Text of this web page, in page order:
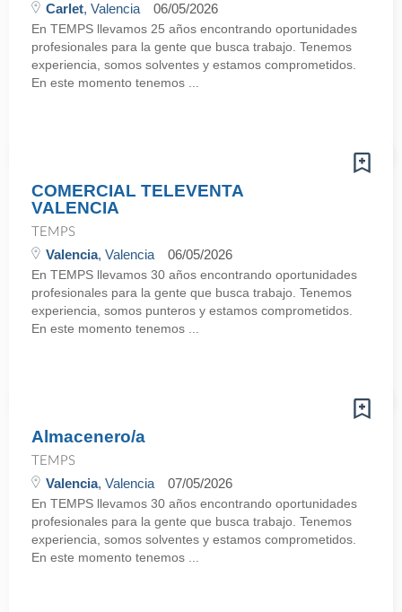
Carlet, Valencia 06/05/2026
En TEMPS llevamos 25 años encontrando oportunidades
profesionales para la gente que busca trabajo. Tenemos
experiencia, somos solventes y estamos comprometidos.
En este momento tenemos ...
COMERCIAL TELEVENTA
VALENCIA
TEMPS
Valencia, Valencia 06/05/2026
En TEMPS llevamos 30 años encontrando oportunidades
profesionales para la gente que busca trabajo. Tenemos
experiencia, somos punteros y estamos comprometidos.
En este momento tenemos ...
Almacenero/a
TEMPS
Valencia, Valencia 07/05/2026
En TEMPS llevamos 30 años encontrando oportunidades
profesionales para la gente que busca trabajo. Tenemos
experiencia, somos solventes y estamos comprometidos.
En este momento tenemos ...